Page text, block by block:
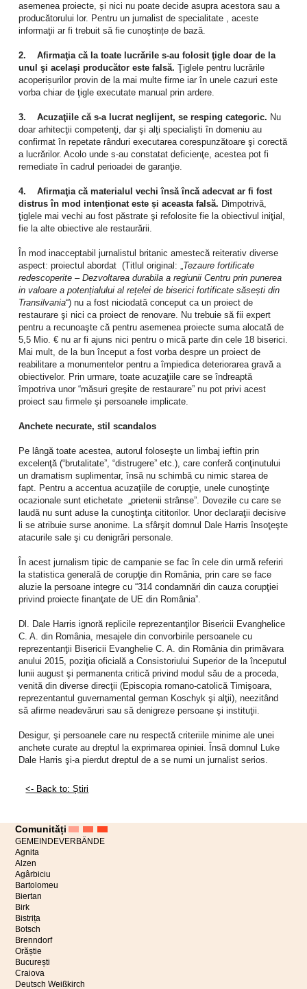
asemenea proiecte, și nici nu poate decide asupra acestora sau a
producătorului lor. Pentru un jurnalist de specialitate , aceste
informaţii ar fi trebuit să fie cunoştințe de bază.
2. Afirmaţia că la toate lucrările s-au folosit ţigle doar de la
unul şi acelaşi producător este falsă. Ţiglele pentru lucrările
acoperișurilor provin de la mai multe firme iar în unele cazuri este
vorba chiar de ţigle executate manual prin ardere.
3. Acuzaţiile că s-a lucrat neglijent, se resping categoric. Nu
doar arhitecţii competenţi, dar şi alţi specialişti în domeniu au
confirmat în repetate rânduri executarea corespunzătoare şi corectă
a lucrărilor. Acolo unde s-au constatat deficienţe, acestea pot fi
remediate în cadrul perioadei de garanţie.
4. Afirmaţia că materialul vechi însă încă adecvat ar fi fost
distrus în mod intenționat este și aceasta falsă. Dimpotrivă,
ţiglele mai vechi au fost păstrate şi refolosite fie la obiectivul iniţial,
fie la alte obiective ale restaurării.
În mod inacceptabil jurnalistul britanic amestecă reiterativ diverse
aspect: proiectul abordat (Titlul original: „Tezaure fortificate
redescoperite – Dezvoltarea durabila a regiunii Centru prin punerea
in valoare a potențialului al rețelei de biserici fortificate săsești din
Transilvania“) nu a fost niciodată conceput ca un proiect de
restaurare şi nici ca proiect de renovare. Nu trebuie să fii expert
pentru a recunoaşte că pentru asemenea proiecte suma alocată de
5,5 Mio. € nu ar fi ajuns nici pentru o mică parte din cele 18 biserici.
Mai mult, de la bun început a fost vorba despre un proiect de
reabilitare a monumentelor pentru a împiedica deteriorarea gravă a
obiectivelor. Prin urmare, toate acuzaţiile care se îndreaptă
împotriva unor “măsuri greşite de restaurare” nu pot privi acest
proiect sau firmele şi persoanele implicate.
Anchete necurate, stil scandalos
Pe lângă toate acestea, autorul foloseşte un limbaj ieftin prin
excelenţă (“brutalitate”, “distrugere” etc.), care conferă conţinutului
un dramatism suplimentar, însă nu schimbă cu nimic starea de
fapt. Pentru a accentua acuzaţiile de corupţie, unele cunoştinţe
ocazionale sunt etichetate „prietenii strânse”. Dovezile cu care se
laudă nu sunt aduse la cunoştinţa cititorilor. Unor declaraţii decisive
li se atribuie surse anonime. La sfârşit domnul Dale Harris însoţeşte
atacurile sale şi cu denigrări personale.
În acest jurnalism tipic de campanie se fac în cele din urmă referiri
la statistica generală de corupţie din România, prin care se face
aluzie la persoane integre cu “314 condamnări din cauza corupţiei
privind proiecte finanţate de UE din România”.
Dl. Dale Harris ignoră replicile reprezentanţilor Bisericii Evanghelice
C. A. din România, mesajele din convorbirile persoanele cu
reprezentanţii Bisericii Evanghelie C. A. din România din primăvara
anului 2015, poziţia oficială a Consistoriului Superior de la începutul
lunii august şi permanenta critică privind modul său de a proceda,
venită din diverse direcţii (Episcopia romano-catolică Timişoara,
reprezentantul guvernamental german Koschyk şi alţii), neezitând
să afirme neadevăruri sau să denigreze persoane şi instituţii.
Desigur, şi persoanele care nu respectă criteriile minime ale unei
anchete curate au dreptul la exprimarea opiniei. Însă domnul Luke
Dale Harris şi-a pierdut dreptul de a se numi un jurnalist serios.
<- Back to: Știri
Comunități
GEMEINDEVERBÄNDE
Agnita
Alzen
Agârbiciu
Bartolomeu
Biertan
Birk
Bistrița
Botsch
Brenndorf
Orăștie
București
Craiova
Deutsch Weißkirch